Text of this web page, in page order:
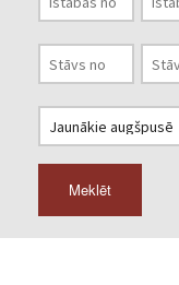
Meklēt